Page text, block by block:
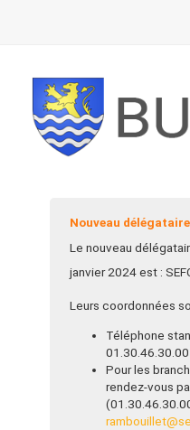
Nouveau
Le nouveau
janvier 2024 est :
Leurs coordonnées
Téléphone
01.30.46.30.00
Pour les
rendez-vous